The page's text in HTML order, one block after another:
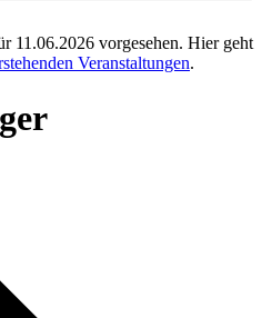
11.06.2026 vorgesehen. Hier geht
Veranstaltungen.